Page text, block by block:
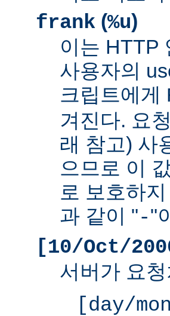
frank (%u)
이는 HTTP
사용자의
크립트에게
겨진다. 요
래 참고) 사
으므로 이
로 보호하
과 같이 "-"
[10/Oct/
서버가 요
[day/